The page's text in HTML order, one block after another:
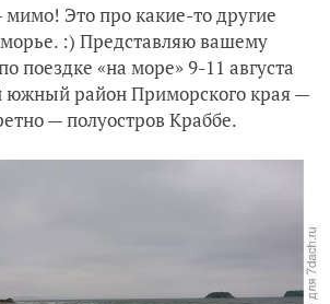
мимо! Это про какие-то другие
:) Представляю вашему
поездке «на море» 9-11 августа
южный район Приморского края —
— полуостров Краббе.